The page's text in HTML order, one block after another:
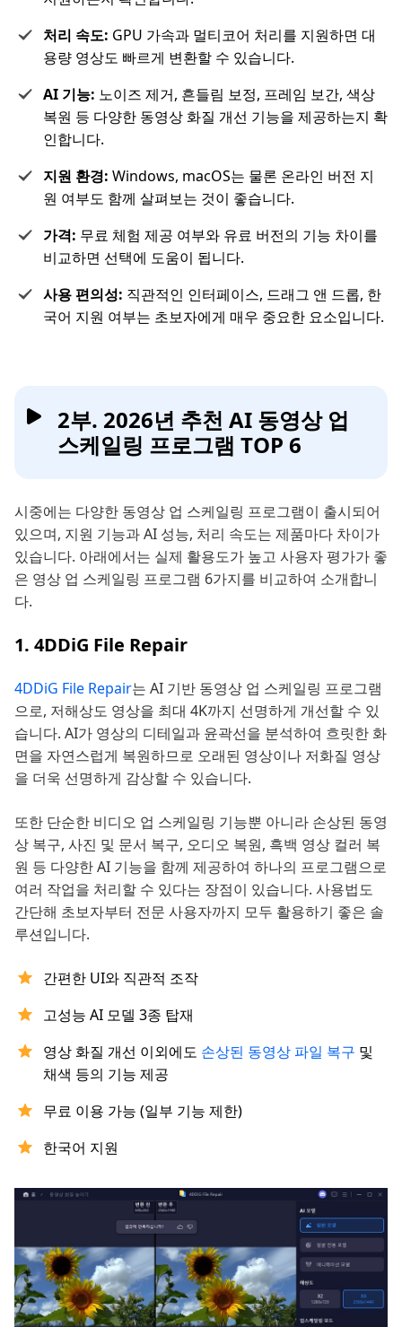
처리 속도: GPU 가속과 멀티코어 처리를 지원하면 대
용량 영상도 빠르게 변환할 수 있습니다.
AI 기능: 노이즈 제거, 흔들림 보정, 프레임 보간, 색상
복원 등 다양한 동영상 화질 개선 기능을 제공하는지 확
인합니다.
지원 환경: Windows, macOS는 물론 온라인 버전 지
원 여부도 함께 살펴보는 것이 좋습니다.
가격: 무료 체험 제공 여부와 유료 버전의 기능 차이를
비교하면 선택에 도움이 됩니다.
사용 편의성: 직관적인 인터페이스, 드래그 앤 드롭, 한
국어 지원 여부는 초보자에게 매우 중요한 요소입니다.
2부. 2026년 추천 AI 동영상 업
스케일링 프로그램 TOP 6
시중에는 다양한 동영상 업 스케일링 프로그램이 출시되어
있으며, 지원 기능과 AI 성능, 처리 속도는 제품마다 차이가
있습니다. 아래에서는 실제 활용도가 높고 사용자 평가가 좋
은 영상 업 스케일링 프로그램 6가지를 비교하여 소개합니
다.
1. 4DDiG File Repair
4DDiG File Repair는 AI 기반 동영상 업 스케일링 프로그램
으로, 저해상도 영상을 최대 4K까지 선명하게 개선할 수 있
습니다. AI가 영상의 디테일과 윤곽선을 분석하여 흐릿한 화
면을 자연스럽게 복원하므로 오래된 영상이나 저화질 영상
을 더욱 선명하게 감상할 수 있습니다.
또한 단순한 비디오 업 스케일링 기능뿐 아니라 손상된 동영
상 복구, 사진 및 문서 복구, 오디오 복원, 흑백 영상 컬러 복
원 등 다양한 AI 기능을 함께 제공하여 하나의 프로그램으로
여러 작업을 처리할 수 있다는 장점이 있습니다. 사용법도
간단해 초보자부터 전문 사용자까지 모두 활용하기 좋은 솔
루션입니다.
간편한 UI와 직관적 조작
고성능 AI 모델 3종 탑재
영상 화질 개선 이외에도 손상된 동영상 파일 복구 및
채색 등의 기능 제공
무료 이용 가능 (일부 기능 제한)
한국어 지원